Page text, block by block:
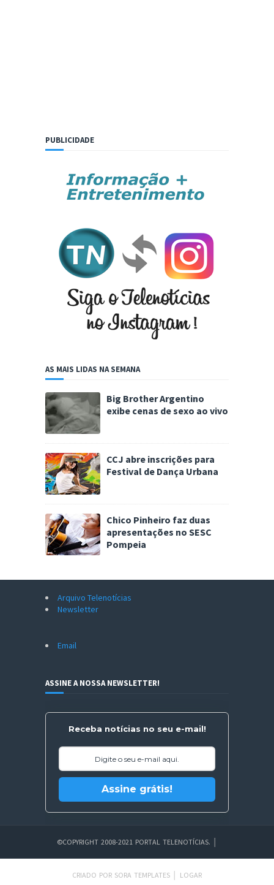
PUBLICIDADE
AS MAIS LIDAS NA SEMANA
Big Brother Argentino
exibe cenas de sexo ao vivo
CCJ abre inscrições para
Festival de Dança Urbana
Chico Pinheiro faz duas
apresentações no SESC
Pompeia
Arquivo Telenotícias
Newsletter
Email
ASSINE A NOSSA NEWSLETTER!
Receba notícias no seu e-mail!
Assine grátis!
©COPYRIGHT 2008-2021 PORTAL TELENOTÍCIAS.
CRIADO POR SORA TEMPLATES LOGAR